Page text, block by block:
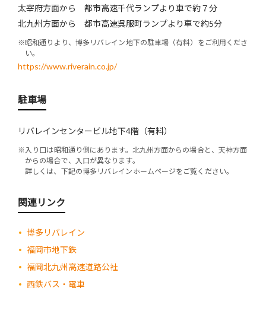
太宰府方面から 都市高速千代ランプより車で約７分
北九州方面から 都市高速呉服町ランプより車で約5分
※昭和通りより、博多リバレイン地下の駐車場（有料）をご利用くださ
い。
https://www.riverain.co.jp/
駐車場
リバレインセンタービル地下4階（有料）
※入り口は昭和通り側にあります。北九州方面からの場合と、天神方面
からの場合で、入口が異なります。
詳しくは、下記の博多リバレインホームページをご覧ください。
関連リンク
博多リバレイン
福岡市地下鉄
福岡北九州高速道路公社
西鉄バス・電車